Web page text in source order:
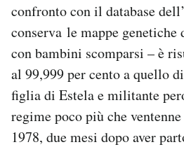
confronto con il database
conserva le mappe
con bambini scomparsi – è
al 99,999 per cento a quello
figlia di Estela e militante
regime poco più che
1978, due mesi dopo aver